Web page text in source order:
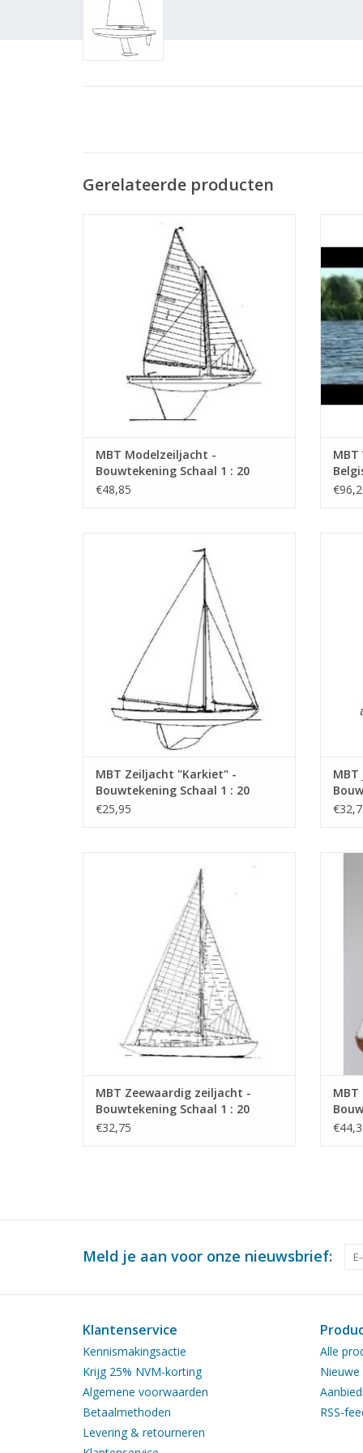
Gerelateerde producten
MBT Modelzeiljacht - Bouwtekening Schaal
1 : 20 (10.08.001)
TOEVOEGEN AAN WINKELWAGEN
MBT Modelzeiljacht -
Bouwtekening Schaal 1 : 20
(10.08.001)
€48,85
Schaal 1 : 20 (10.08.005)
TOEVOEGEN AAN WINKELWAGEN
MBT Zeiljacht "Karkiet" -
Bouwtekening Schaal 1 : 20
(10.08.005)
€25,95
Schaal 1 : 20 (10.08.009)
TOEVOEGEN AAN WINKELWAGEN
MBT Zeewaardig zeiljacht -
Bouwtekening Schaal 1 : 20
(10.08.009)
€32,75
MBT
MBT
Meld je aan voor onze nieuwsbrief:
Klantenservice
Kennismakingsactie
Krijg 25% NVM-korting
Algemene voorwaarden
Betaalmethoden
Levering & retourneren
Alle
RSS-